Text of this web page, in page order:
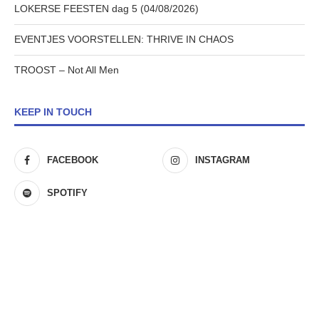
LOKERSE FEESTEN dag 5 (04/08/2026)
EVENTJES VOORSTELLEN: THRIVE IN CHAOS
TROOST – Not All Men
KEEP IN TOUCH
FACEBOOK INSTAGRAM
SPOTIFY